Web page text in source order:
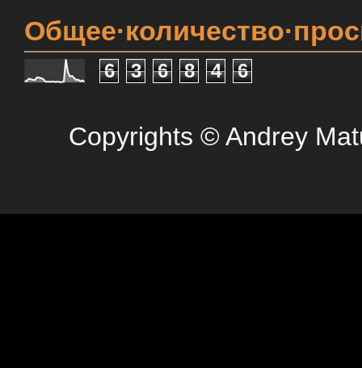
6 3 6 8 4 6
Copyrights © Andrey